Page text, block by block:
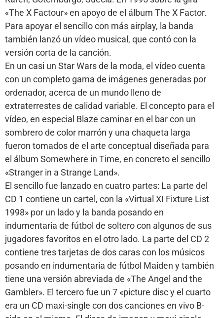
«The X Factour» en apoyo de el álbum The X Factor.
Para apoyar el sencillo con más airplay, la banda
también lanzó un vídeo musical, que contó con la
versión corta de la canción.
En un casi un Star Wars de la moda, el vídeo cuenta
con un completo gama de imágenes generadas por
ordenador, acerca de un mundo lleno de
extraterrestes de calidad variable. El concepto para el
vídeo, en especial Blaze caminar en el bar con un
sombrero de color marrón y una chaqueta larga
fueron tomados de el arte conceptual diseñada para
el álbum Somewhere in Time, en concreto el sencillo
«Stranger in a Strange Land».
El sencillo fue lanzado en cuatro partes: La parte del
CD 1 contiene un cartel, con la «Virtual XI Fixture List
1998» por un lado y la banda posando en
indumentaria de fútbol de soltero con algunos de sus
jugadores favoritos en el otro lado. La parte del CD 2
contiene tres tarjetas de dos caras con los músicos
posando en indumentaria de fútbol Maiden y también
tiene una versión abreviada de «The Angel and the
Gambler». El tercero fue un 7 «picture disc y el cuarto
era un CD maxi-single con dos canciones en vivo B-